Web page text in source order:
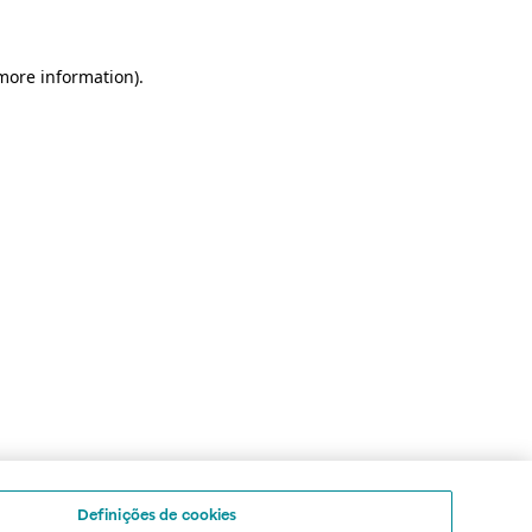
information).
Definições de cookies